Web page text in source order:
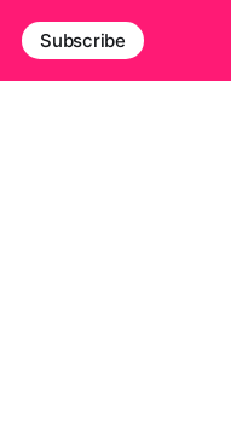
Subscribe